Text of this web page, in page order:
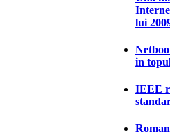
lui
in
IEEE